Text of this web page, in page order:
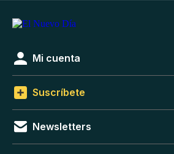
Mi cuenta
Suscríbete
Newsletters